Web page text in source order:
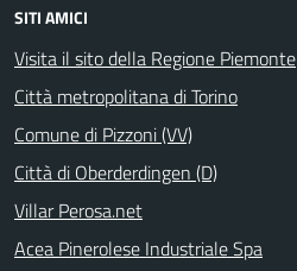
SITI AMICI
Visita il sito della Regione Piemonte
Città metropolitana di Torino
Comune di Pizzoni (VV)
Città di Oberderdingen (D)
Villar Perosa.net
Acea Pinerolese Industriale Spa